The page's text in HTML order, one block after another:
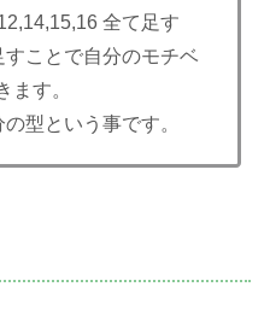
全て足す
ことで自分のモチベ
ます。
型という事です。